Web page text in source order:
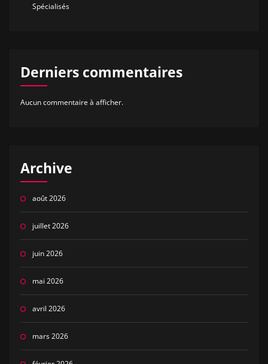
Spécialisés
Derniers commentaires
Aucun commentaire à afficher.
Archive
août 2026
juillet 2026
juin 2026
mai 2026
avril 2026
mars 2026